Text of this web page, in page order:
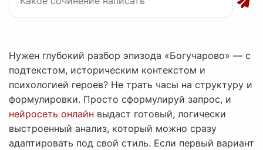
Нужен глубокий разбор эпизода «Богучарово» — с
подтекстом, историческим контекстом и
психологией героев? Не трать часы на структуру и
формулировки. Просто сформулируй запрос, и
нейросеть онлайн выдаст готовый, логически
выстроенный анализ, который можно сразу
адаптировать под свой стиль. Если первый вариант